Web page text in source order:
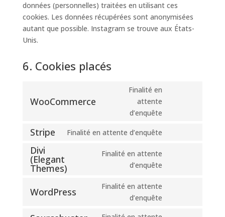
données (personnelles) traitées en utilisant ces
cookies. Les données récupérées sont anonymisées
autant que possible. Instagram se trouve aux États-
Unis.
6. Cookies placés
WooCommerce
Finalité en
attente
d’enquête
Stripe Finalité en attente d’enquête
Divi
(Elegant
Themes)
Finalité en attente
d’enquête
WordPress
Finalité en attente
d’enquête